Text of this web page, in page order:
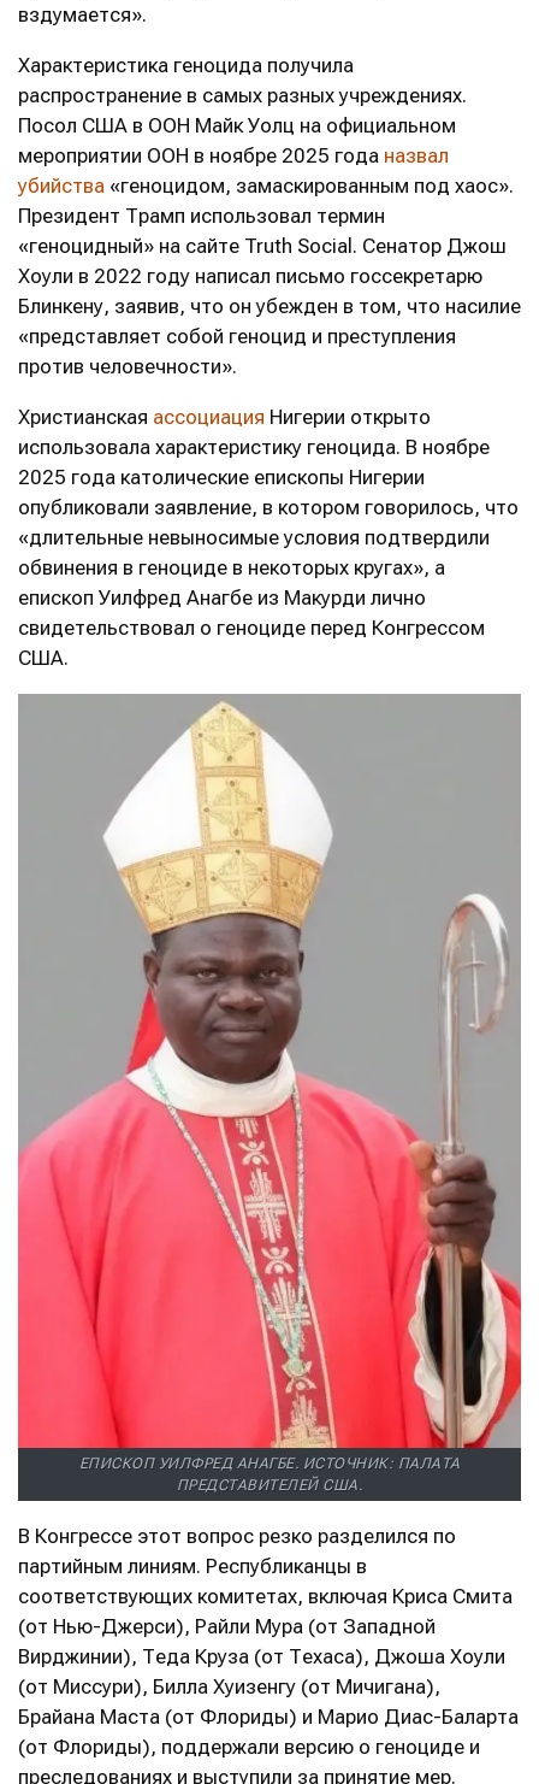
вздумается».
Характеристика геноцида получила
распространение в самых разных учреждениях.
Посол США в ООН Майк Уолц на официальном
мероприятии ООН в ноябре 2025 года назвал
убийства «геноцидом, замаскированным под хаос».
Президент Трамп использовал термин
«геноцидный» на сайте Truth Social. Сенатор Джош
Хоули в 2022 году написал письмо госсекретарю
Блинкену, заявив, что он убежден в том, что насилие
«представляет собой геноцид и преступления
против человечности».
Христианская ассоциация Нигерии открыто
использовала характеристику геноцида. В ноябре
2025 года католические епископы Нигерии
опубликовали заявление, в котором говорилось, что
«длительные невыносимые условия подтвердили
обвинения в геноциде в некоторых кругах», а
епископ Уилфред Анагбе из Макурди лично
свидетельствовал о геноциде перед Конгрессом
США.
ЕПИСКОП УИЛФРЕД АНАГБЕ. ИСТОЧНИК: ПАЛАТА
ПРЕДСТАВИТЕЛЕЙ США.
В Конгрессе этот вопрос резко разделился по
партийным линиям. Республиканцы в
соответствующих комитетах, включая Криса Смита
(от Нью-Джерси), Райли Мура (от Западной
Вирджинии), Теда Круза (от Техаса), Джоша Хоули
(от Миссури), Билла Хуизенгу (от Мичигана),
Брайана Маста (от Флориды) и Марио Диас-Баларта
(от Флориды), поддержали версию о геноциде и
преследованиях и выступили за принятие мер.